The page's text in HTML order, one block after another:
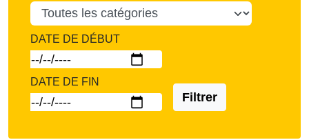
DATE DE DÉBUT
DATE DE FIN
Filtrer